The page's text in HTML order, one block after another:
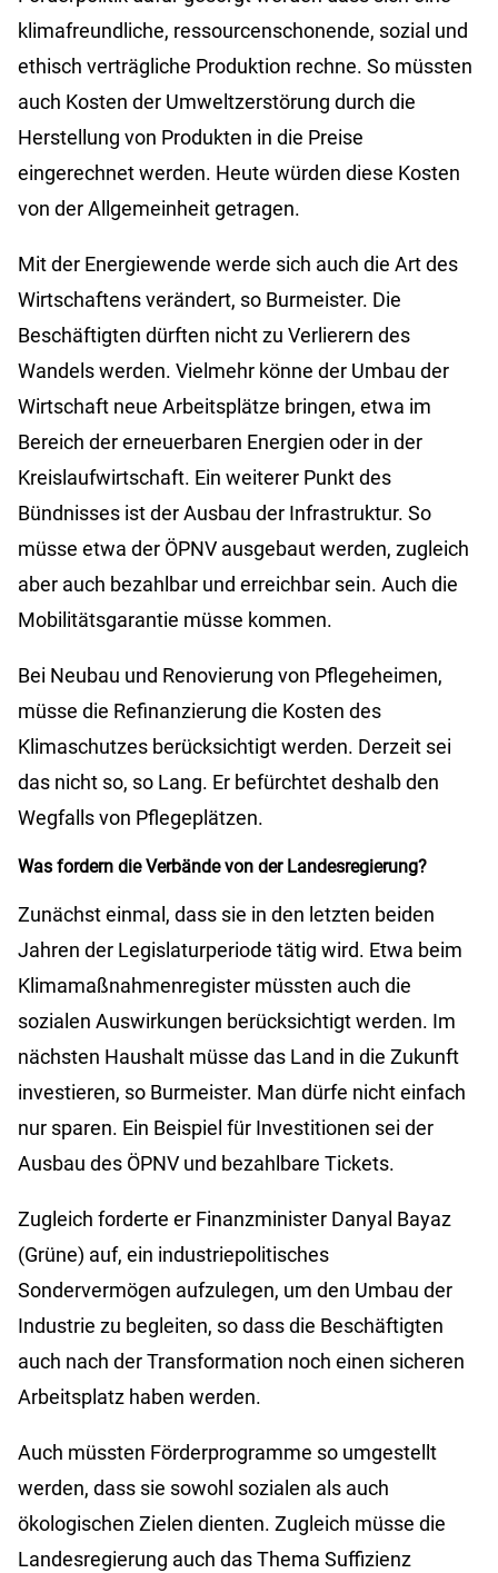
klimafreundliche, ressourcenschonende, sozial und
ethisch verträgliche Produktion rechne. So müssten
auch Kosten der Umweltzerstörung durch die
Herstellung von Produkten in die Preise
eingerechnet werden. Heute würden diese Kosten
von der Allgemeinheit getragen.
Mit der Energiewende werde sich auch die Art des
Wirtschaftens verändert, so Burmeister. Die
Beschäftigten dürften nicht zu Verlierern des
Wandels werden. Vielmehr könne der Umbau der
Wirtschaft neue Arbeitsplätze bringen, etwa im
Bereich der erneuerbaren Energien oder in der
Kreislaufwirtschaft. Ein weiterer Punkt des
Bündnisses ist der Ausbau der Infrastruktur. So
müsse etwa der ÖPNV ausgebaut werden, zugleich
aber auch bezahlbar und erreichbar sein. Auch die
Mobilitätsgarantie müsse kommen.
Bei Neubau und Renovierung von Pflegeheimen,
müsse die Refinanzierung die Kosten des
Klimaschutzes berücksichtigt werden. Derzeit sei
das nicht so, so Lang. Er befürchtet deshalb den
Wegfalls von Pflegeplätzen.
Was fordern die Verbände von der Landesregierung?
Zunächst einmal, dass sie in den letzten beiden
Jahren der Legislaturperiode tätig wird. Etwa beim
Klimamaßnahmenregister müssten auch die
sozialen Auswirkungen berücksichtigt werden. Im
nächsten Haushalt müsse das Land in die Zukunft
investieren, so Burmeister. Man dürfe nicht einfach
nur sparen. Ein Beispiel für Investitionen sei der
Ausbau des ÖPNV und bezahlbare Tickets.
Zugleich forderte er Finanzminister Danyal Bayaz
(Grüne) auf, ein industriepolitisches
Sondervermögen aufzulegen, um den Umbau der
Industrie zu begleiten, so dass die Beschäftigten
auch nach der Transformation noch einen sicheren
Arbeitsplatz haben werden.
Auch müssten Förderprogramme so umgestellt
werden, dass sie sowohl sozialen als auch
ökologischen Zielen dienten. Zugleich müsse die
Landesregierung auch das Thema Suffizienz